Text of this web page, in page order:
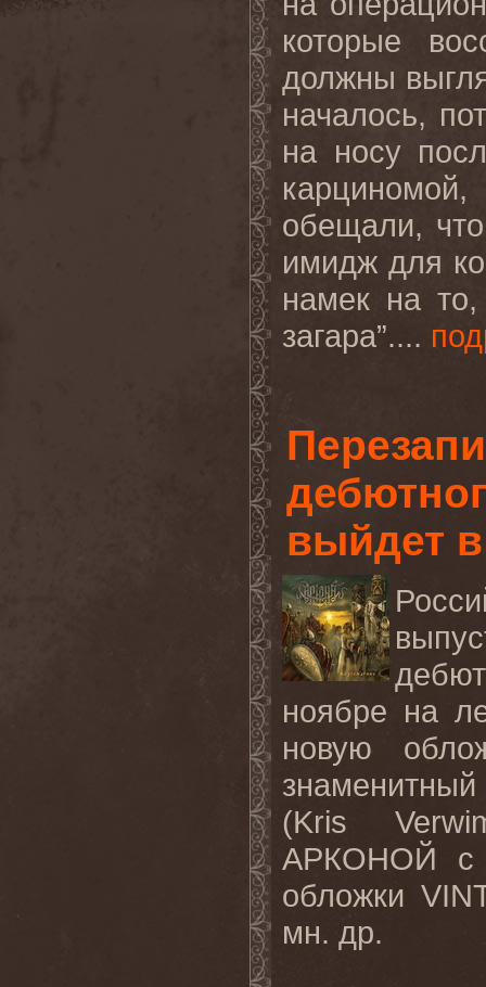
которые
должны
началось,
на носу
обещали,
имидж для
намек на
загара”....
выйдет
ноябре на
новую
знаменитный
(Kris
АРКОНОЙ с
обложки
мн. др.